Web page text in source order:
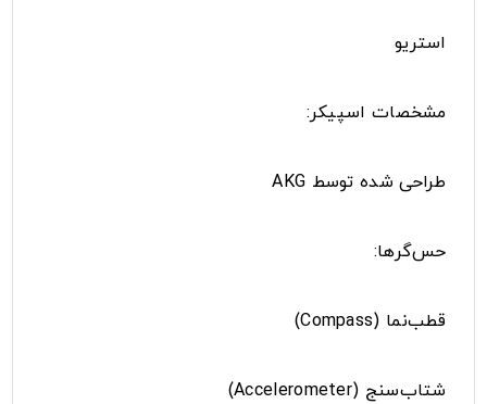
استریو
مشخصات اسپیکر:
طراحی شده توسط AKG
حس‌گرها:
قطب‌نما (Compass)
شتاب‌سنج (Accelerometer)